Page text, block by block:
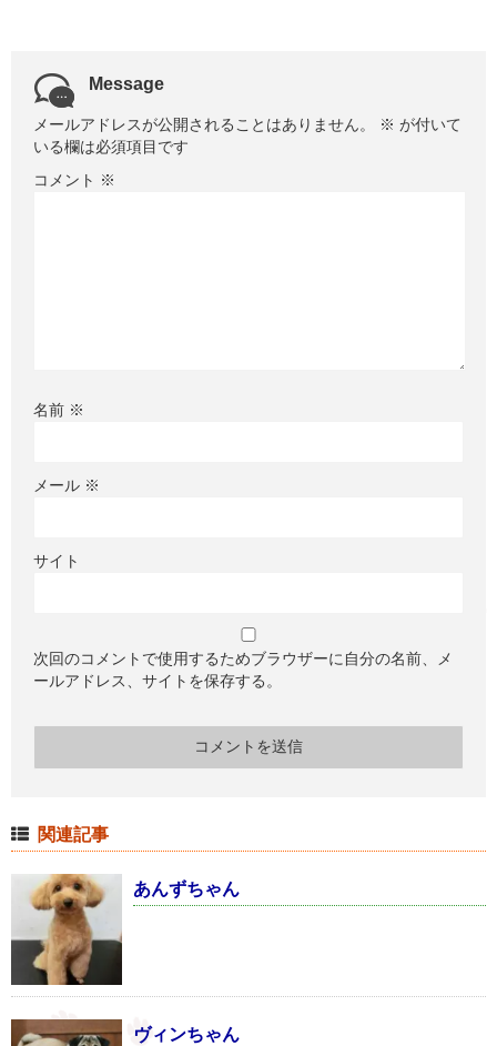
Message
メールアドレスが公開されることはありません。 ※ が付いて
いる欄は必須項目です
コメント ※
名前 ※
メール ※
サイト
次回のコメントで使用するためブラウザーに自分の名前、メ
ールアドレス、サイトを保存する。
関連記事
あんずちゃん
ヴィンちゃん